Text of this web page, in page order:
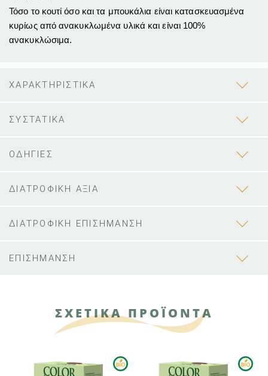
Τόσο το κουτί όσο και τα μπουκάλια είναι κατασκευασμένα
κυρίως από ανακυκλωμένα υλικά και είναι 100%
ανακυκλώσιμα.
ΧΑΡΑΚΤΗΡΙΣΤΙΚΑ
ΣΥΣΤΑΤΙΚΑ
ΟΔΗΓΙΕΣ
ΔΙΑΤΡΟΦΙΚΗ ΑΞΙΑ
ΔΙΑΤΡΟΦΙΚΗ ΕΠΙΣΗΜΑΝΣΗ
ΕΠΙΣΗΜΑΝΣΗ
ΣΧΕΤΙΚΑ ΠΡΟΪΟΝΤΑ